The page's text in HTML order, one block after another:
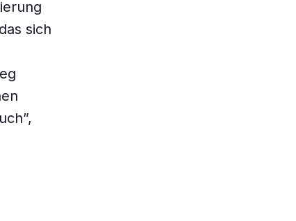
sich